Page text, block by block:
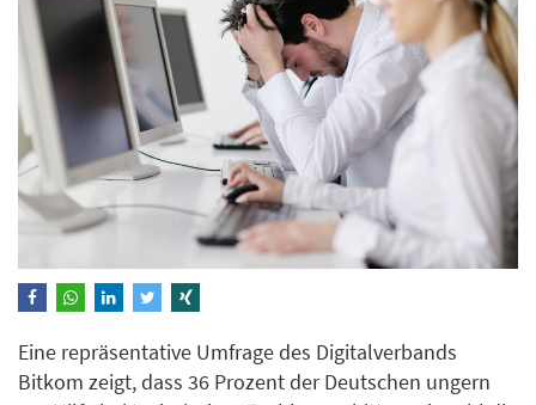
Eine repräsentative Umfrage des Digitalverbands
Bitkom zeigt, dass 36 Prozent der Deutschen ungern